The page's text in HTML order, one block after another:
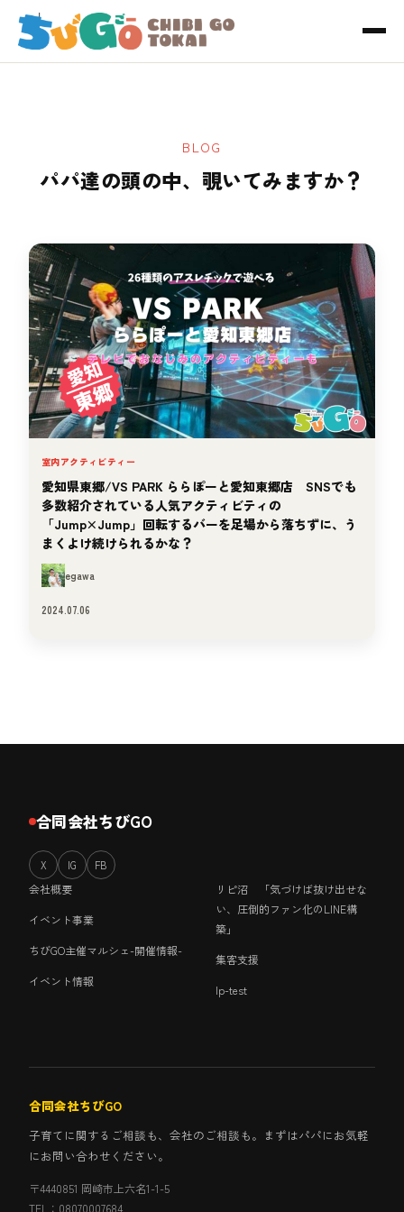
BLOG
パパ達の頭の中、覗いてみますか？
室内アクティビティー
愛知県東郷/VS PARK ららぽーと愛知東郷店 SNSでも
多数紹介されている人気アクティビティの
「Jump×Jump」回転するバーを足場から落ちずに、う
まくよけ続けられるかな？
egawa
2024.07.06
合同会社ちびGO
X IG FB
会社概要
イベント事業
ちびGO主催マルシェ-開催情報-
イベント情報
リピ沼 「気づけば抜け出せな
い、圧倒的ファン化のLINE構
築」
集客支援
lp-test
合同会社ちびGO
子育てに関するご相談も、会社のご相談も。まずはパパにお気軽
にお問い合わせください。
〒4440851 岡崎市上六名1-1-5
TEL：08070007684